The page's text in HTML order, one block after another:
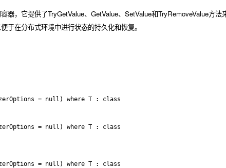
器，它提供了TryGetValue、 GetValue、 SetValue和TryRemoveValue方法
于在分布式环境中进行状态的持久化和恢复。
= null) where T : class
= null) where T : class
= null) where T : class